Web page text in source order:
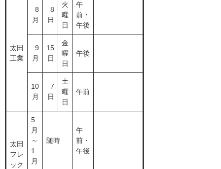
太田
工業
8
月
8
日
火
曜
日
午
前・
午後
9
月
15
日
金
曜
日
午後
10
月
7
日
土
曜
日
午前
太田
フレ
ック
5
月
～
1
月
随時
午
前・
午後